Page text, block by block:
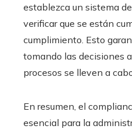
establezca un sistema
verificar que se están
cumplimiento. Esto
tomando las decisiones
procesos se lleven a
En resumen, el
esencial para la